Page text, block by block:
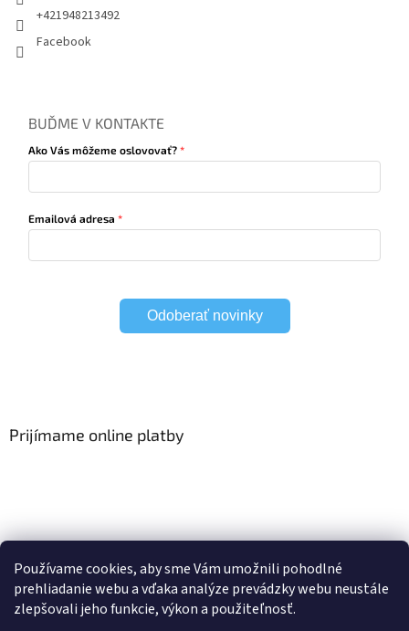
Používame cookies, aby sme Vám umožnili pohodlné
prehliadanie webu a vďaka analýze prevádzky webu neustále
zlepšovali jeho funkcie, výkon a použiteľnosť.
+421948213492
Facebook
BUĎME V KONTAKTE
Ako Vás môžeme oslovovať?
Emailová adresa
Odoberať novinky
Prijímame online platby